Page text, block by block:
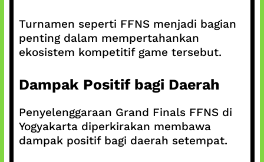
Turnamen seperti FFNS menjadi bagian
penting dalam mempertahankan
ekosistem kompetitif game tersebut.
Dampak Positif bagi Daerah
Penyelenggaraan Grand Finals FFNS di
Yogyakarta diperkirakan membawa
dampak positif bagi daerah setempat.